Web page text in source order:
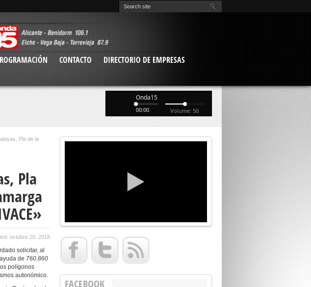
CONTACTO
DIRECTORIO DE EMPRESAS
Onda15
00:00 Volume: 50
Pla de la
Pla
octubre 20, 2018
solicitar, al
de 760.860
polígonos
autonómico.
FACEBOOK